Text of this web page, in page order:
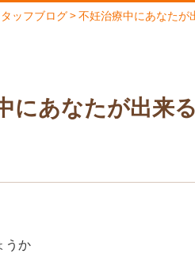
ッフブログ>不妊治療中にあなたが
にあなたが出来
うか